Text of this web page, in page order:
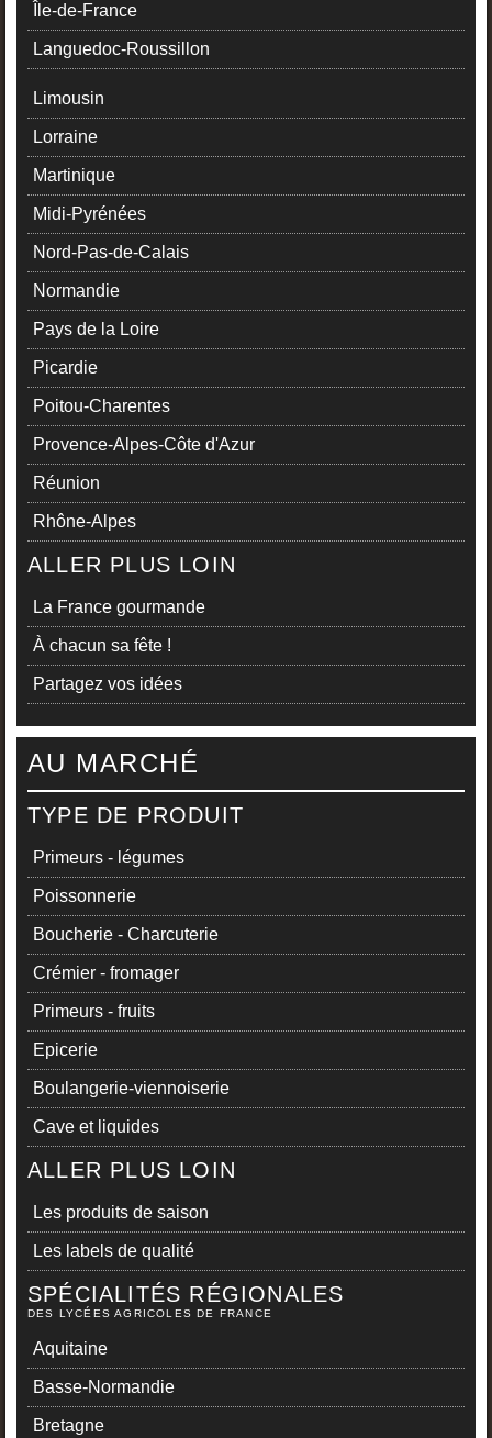
Île-de-France
Languedoc-Roussillon
Limousin
Lorraine
Martinique
Midi-Pyrénées
Nord-Pas-de-Calais
Normandie
Pays de la Loire
Picardie
Poitou-Charentes
Provence-Alpes-Côte d'Azur
Réunion
Rhône-Alpes
ALLER PLUS LOIN
La France gourmande
À chacun sa fête !
Partagez vos idées
AU MARCHÉ
TYPE DE PRODUIT
Primeurs - légumes
Poissonnerie
Boucherie - Charcuterie
Crémier - fromager
Primeurs - fruits
Epicerie
Boulangerie-viennoiserie
Cave et liquides
ALLER PLUS LOIN
Les produits de saison
Les labels de qualité
SPÉCIALITÉS RÉGIONALES
DES LYCÉES AGRICOLES DE FRANCE
Aquitaine
Basse-Normandie
Bretagne